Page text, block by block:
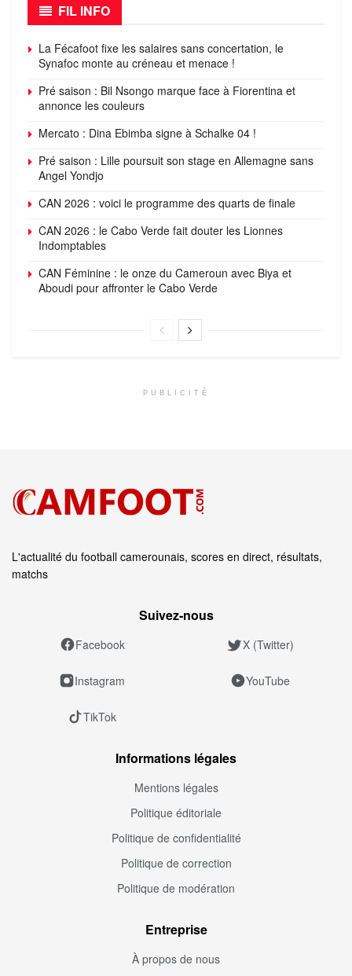
FIL INFO
La Fécafoot fixe les salaires sans concertation, le
Synafoc monte au créneau et menace !
Pré saison : Bil Nsongo marque face à Fiorentina et
annonce les couleurs
Mercato : Dina Ebimba signe à Schalke 04 !
Pré saison : Lille poursuit son stage en Allemagne sans
Angel Yondjo
CAN 2026 : voici le programme des quarts de finale
CAN 2026 : le Cabo Verde fait douter les Lionnes
Indomptables
CAN Féminine : le onze du Cameroun avec Biya et
Aboudi pour affronter le Cabo Verde
PUBLICITÉ
L'actualité du football camerounais, scores en direct, résultats,
matchs
Suivez‑nous
Facebook X (Twitter)
Instagram YouTube
TikTok
Informations légales
Mentions légales
Politique éditoriale
Politique de confidentialité
Politique de correction
Politique de modération
Entreprise
À propos de nous